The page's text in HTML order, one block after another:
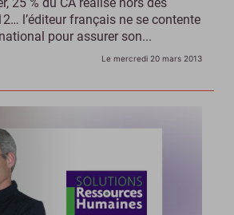
25 % du CA réalisé hors des
l’éditeur français ne se contente
pour assurer son...
Le mercredi 20 mars 2013